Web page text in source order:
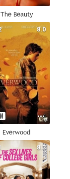
The Beauty
8.0
Everwood
8.3